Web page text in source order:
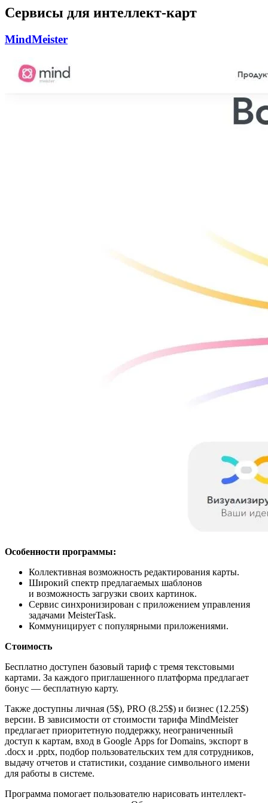
Сервисы для интеллект-карт
MindMeister
Особенности программы:
Коллективная возможность редактирования карты.
Широкий спектр предлагаемых шаблонов
и возможность загрузки своих картинок.
Сервис синхронизирован с приложением управления
задачами MeisterTask.
Коммуницирует с популярными приложениями.
Стоимость
Бесплатно доступен базовый тариф с тремя текстовыми
картами. За каждого приглашенного платформа предлагает
бонус — бесплатную карту.
Также доступны личная (5$), PRO (8.25$) и бизнес (12.25$)
версии. В зависимости от стоимости тарифа MindMeister
предлагает приоритетную поддержку, неограниченный
доступ к картам, вход в Google Apps for Domains, экспорт в
.docx и .pptx, подбор пользовательских тем для сотрудников,
выдачу отчетов и статистики, создание символьного имени
для работы в системе.
Программа помогает пользователю нарисовать интеллект-